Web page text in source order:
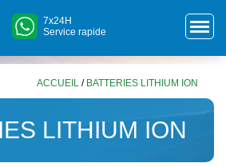
7x24H
Service rapide
ACCUEIL / BATTERIES LITHIUM ION
LITHIUM ION